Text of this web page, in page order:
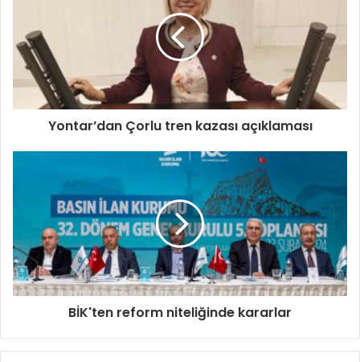
Yontar’dan Çorlu tren kazası açıklaması
BİK'ten reform niteliğinde kararlar